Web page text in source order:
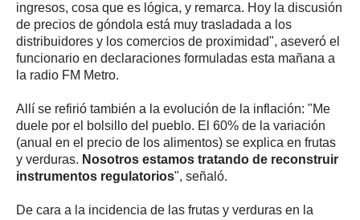
ingresos, cosa que es lógica, y remarca. Hoy la discusión
de precios de góndola está muy trasladada a los
distribuidores y los comercios de proximidad", aseveró el
funcionario en declaraciones formuladas esta mañana a
la radio FM Metro.
Allí se refirió también a la evolución de la inflación: "Me
duele por el bolsillo del pueblo. El 60% de la variación
(anual en el precio de los alimentos) se explica en frutas
y verduras. Nosotros estamos tratando de reconstruir
instrumentos regulatorios", señaló.
De cara a la incidencia de las frutas y verduras en la